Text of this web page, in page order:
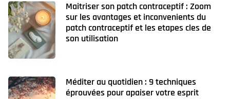
Maitriser son patch contraceptif : Zoom
sur les avantages et inconvenients du
patch contraceptif et les etapes cles de
son utilisation
Méditer au quotidien : 9 techniques
éprouvées pour apaiser votre esprit